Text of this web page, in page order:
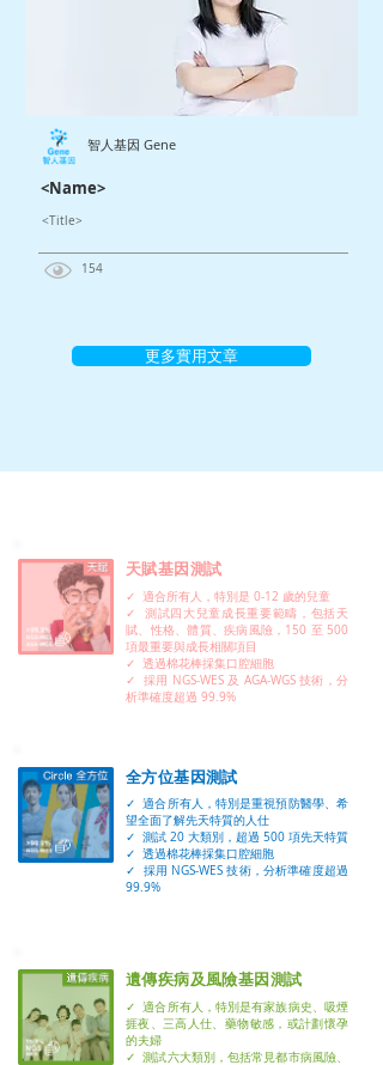
智人基因 Gene
<Name>
<Title>
154
更多實用文章
​天賦基因測試
✓ 適合所有人，特別是 0-12 歲的兒童
✓ 測試四大兒童成長重要範疇，包括天
賦、性格、體質、疾病風險，150 至 500
項最重要與成長相關項目
✓ 透過棉花棒採集口腔細胞
✓ 採用 NGS-WES 及 AGA-WGS 技術，分
析準確度超過 99.9%
全方位基因測試
✓ 適合所有人，特別是重視預防醫學、希
望全面了解先天特質的人仕
✓ 測試 20 大類別，超過 500 項先天特質
✓ 透過棉花棒採集口腔細胞
✓ 採用 NGS-WES 技術，分析準確度超過
99.9%
遺傳疾病及風險基因測試
✓ 適合所有人，特別是有家族病史、吸煙
捱夜、三高人仕、藥物敏感，或計劃懷孕
的夫婦
✓ 測試六大類別，包括常見都市病風險、